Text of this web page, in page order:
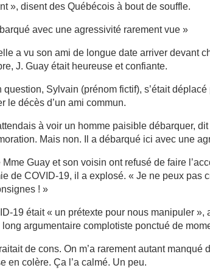
», disent des Québécois à bout de souffle.
avec une agressivité rarement vue »
a vu son ami de longue date arriver devant
J. Guay était heureuse et confiante.
question, Sylvain (prénom fictif), s’était
le décès d’un ami commun.
à voir un homme paisible débarquer,
Mais non. Il a débarqué ici avec une
Mme Guay et son voisin ont refusé de faire
de COVID-19, il a explosé. « Je ne peux pas
! »
19 était « un prétexte pour nous manipuler
long argumentaire complotiste ponctué de
de cons. On m’a rarement autant
en colère. Ça l’a calmé. Un peu.